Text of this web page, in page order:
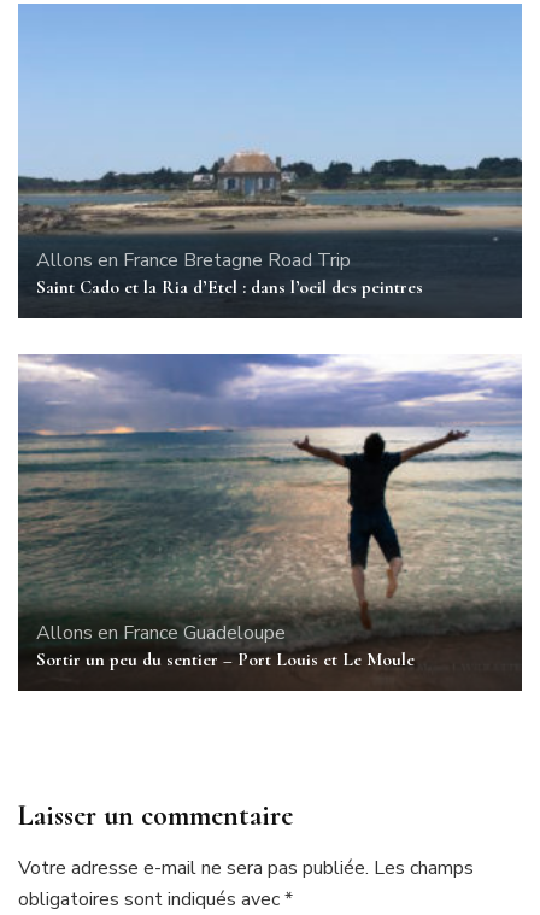
Allons en France Bretagne Road Trip
Saint Cado et la Ria d’Etel : dans l’oeil des peintres
Allons en FranceGuadeloupe
Sortir un peu du sentier – Port Louis et Le Moule
Laisser un commentaire
Votre adresse e-mail ne sera pas publiée. Les champs
obligatoires sont indiqués avec*